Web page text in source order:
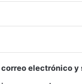
electrónico y